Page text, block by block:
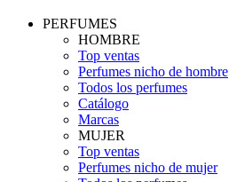
PERFUMES
HOMBRE
Top ventas
Perfumes nicho de hombre
Todos los perfumes
Catálogo
Marcas
MUJER
Top ventas
Perfumes nicho de mujer